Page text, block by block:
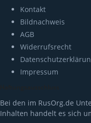
Kontakt
Bildnachweis
AGB
Widerrufsrecht
Impressum
Bei den im RusOrg.de
Inhalten handelt es sich